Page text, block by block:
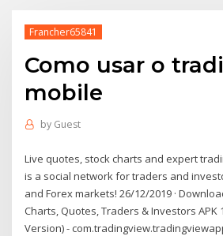
Francher65841
Como usar o
mobile
by Guest
Live quotes, stock charts and expert
is a social network for traders and
and Forex markets! 26/12/2019 ·
Charts, Quotes, Traders & Investors APK
Version) -